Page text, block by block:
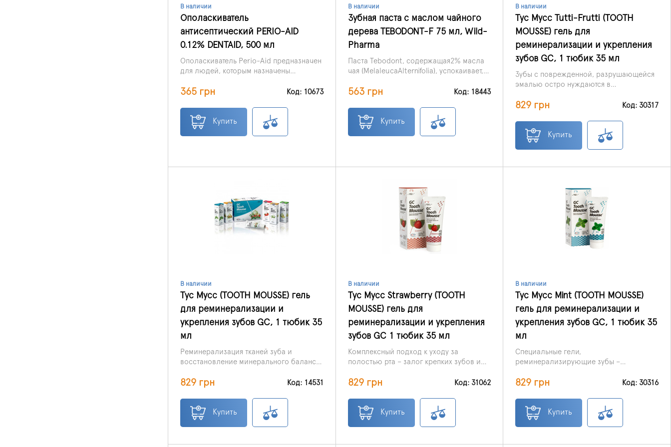
В наличии
Ополаскиватель
антисептический PERIO-AID
0.12% DENTAID, 500 мл
Ополаскиватель Perio-Aid предназначен
для людей, которым назначены
365 грн Код: 10673
Купить
В наличии
Зубная паста с маслом чайного
дерева TEBODONT-F 75 мл, Wild-
Pharma
Паста Tebodont, содержащая2% масла
чая (MelaleucaAlternifolia), успокаивает,
563 грн Код: 18443
Купить
В наличии
Тус Мусс Tutti-Frutti (TOOTH
MOUSSE) гель для
реминерализации и укрепления
зубов GC, 1 тюбик 35 мл
Зубы с поврежденной, разрушающейся
эмалью остро нуждаются в
в виде полезных минералов и
для реминерализации и укрепления
зубовТус МуссTutti-Frutti от GC – это
универсальное, эффективное и
829 грн Код: 30317
Купить
В наличии
Тус Мусс (TOOTH MOUSSE) гель
для реминерализации и
укрепления зубов GC, 1 тюбик 35
мл
Реминерализация тканей зуба и
восстановление минерального баланса
Цена указана за шт.
Можно применять детям от 0 до 6 лет.
829 грн Код: 14531
Купить
В наличии
Тус Мусс Strawberry (TOOTH
MOUSSE) гель для
реминерализации и укрепления
зубов GC 1 тюбик 35 мл
Комплексный подход к уходу за
полостью рта – залог крепких зубов и
составляющие человеческого
восполнении минерального состава.
Мусс Strawberry(TOOTHMOUSSE)
разработан специально для укрепления
829 грн Код: 31062
Купить
В наличии
Тус Мусс Mint (TOOTH MOUSSE)
гель для реминерализации и
укрепления зубов GC, 1 тюбик 35
мл
Специальные гели,
реминерализирующие зубы –
плохой эмалью, пораженных кариесом
здесь гель Тус Мус Mint (TOOTH MOUSSE)
для реминерализации и укрепления
зубов является средством эффективным,
829 грн Код: 30316
Купить